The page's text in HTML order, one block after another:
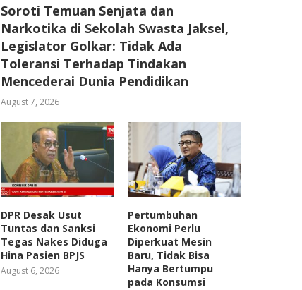
Soroti Temuan Senjata dan
Narkotika di Sekolah Swasta Jaksel,
Legislator Golkar: Tidak Ada
Toleransi Terhadap Tindakan
Mencederai Dunia Pendidikan
August 7, 2026
DPR Desak Usut
Tuntas dan Sanksi
Tegas Nakes Diduga
Hina Pasien BPJS
August 6, 2026
Pertumbuhan
Ekonomi Perlu
Diperkuat Mesin
Baru, Tidak Bisa
Hanya Bertumpu
pada Konsumsi